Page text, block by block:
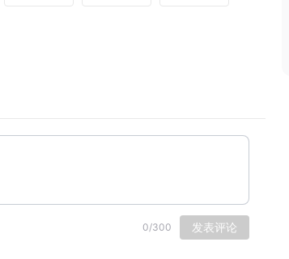
0/300 发表评论